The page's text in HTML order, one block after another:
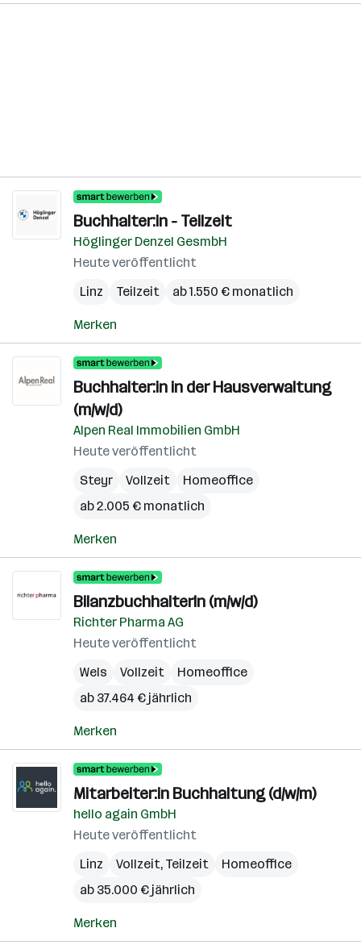
Buchhalter:in - Teilzeit
Höglinger Denzel GesmbH
Heute veröffentlicht
Linz
Teilzeit ab 1.550 € monatlich
Merken
Buchhalter:in in der Hausverwaltung
(m/w/d)
Alpen Real Immobilien GmbH
Heute veröffentlicht
Steyr
Vollzeit
Homeoffice
ab 2.005 € monatlich
Merken
BilanzbuchhalterIn (m/w/d)
Richter Pharma AG
Heute veröffentlicht
Wels
Vollzeit
Homeoffice
ab 37.464 € jährlich
Merken
Mitarbeiter:in Buchhaltung (d/w/m)
hello again GmbH
Heute veröffentlicht
Linz
Vollzeit, Teilzeit
Homeoffice
ab 35.000 € jährlich
Merken